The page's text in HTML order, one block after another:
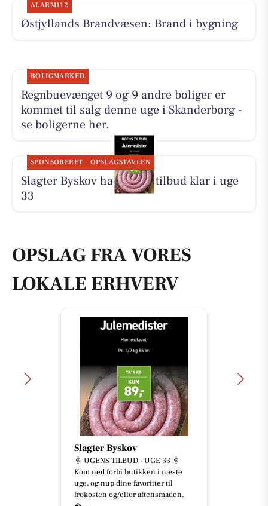
ALARM112
Østjyllands Brandvæsen: Brand i bygning
BOLIGMARKED
Regnbuevænget 9 og 9 andre boliger er
kommet til salg denne uge i Skanderborg -
se boligerne her.
SPONSORERET OPSLAGSTAVLEN
Slagter Byskov har ugens tilbud klar i uge
33
OPSLAG FRA VORES
LOKALE ERHVERV
Slagter Byskov
🌞 UGENS TILBUD - UGE 33 🌞
Kom ned forbi butikken i næste
uge, og nup dine favoritter til
frokosten og/eller aftensmaden.